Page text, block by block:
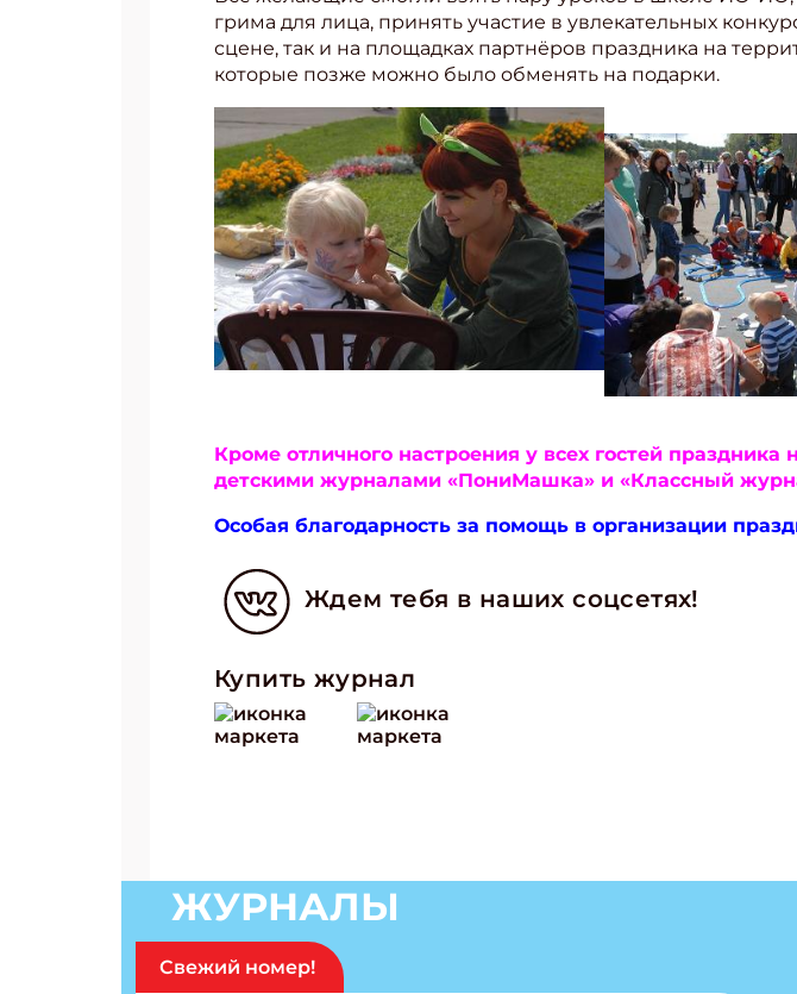
грима для лица, принять участие в увлекательных
сцене, так и на площадках партнёров праздника на
которые позже можно было обменять на подарки.
Кроме отличного настроения у всех гостей
детскими журналами «ПониМашка» и «Классный
Особая благодарность за помощь в организации
Ждем тебя в наших соцсетях!
Купить журнал
ЖУРНАЛЫ
Свежий номер!